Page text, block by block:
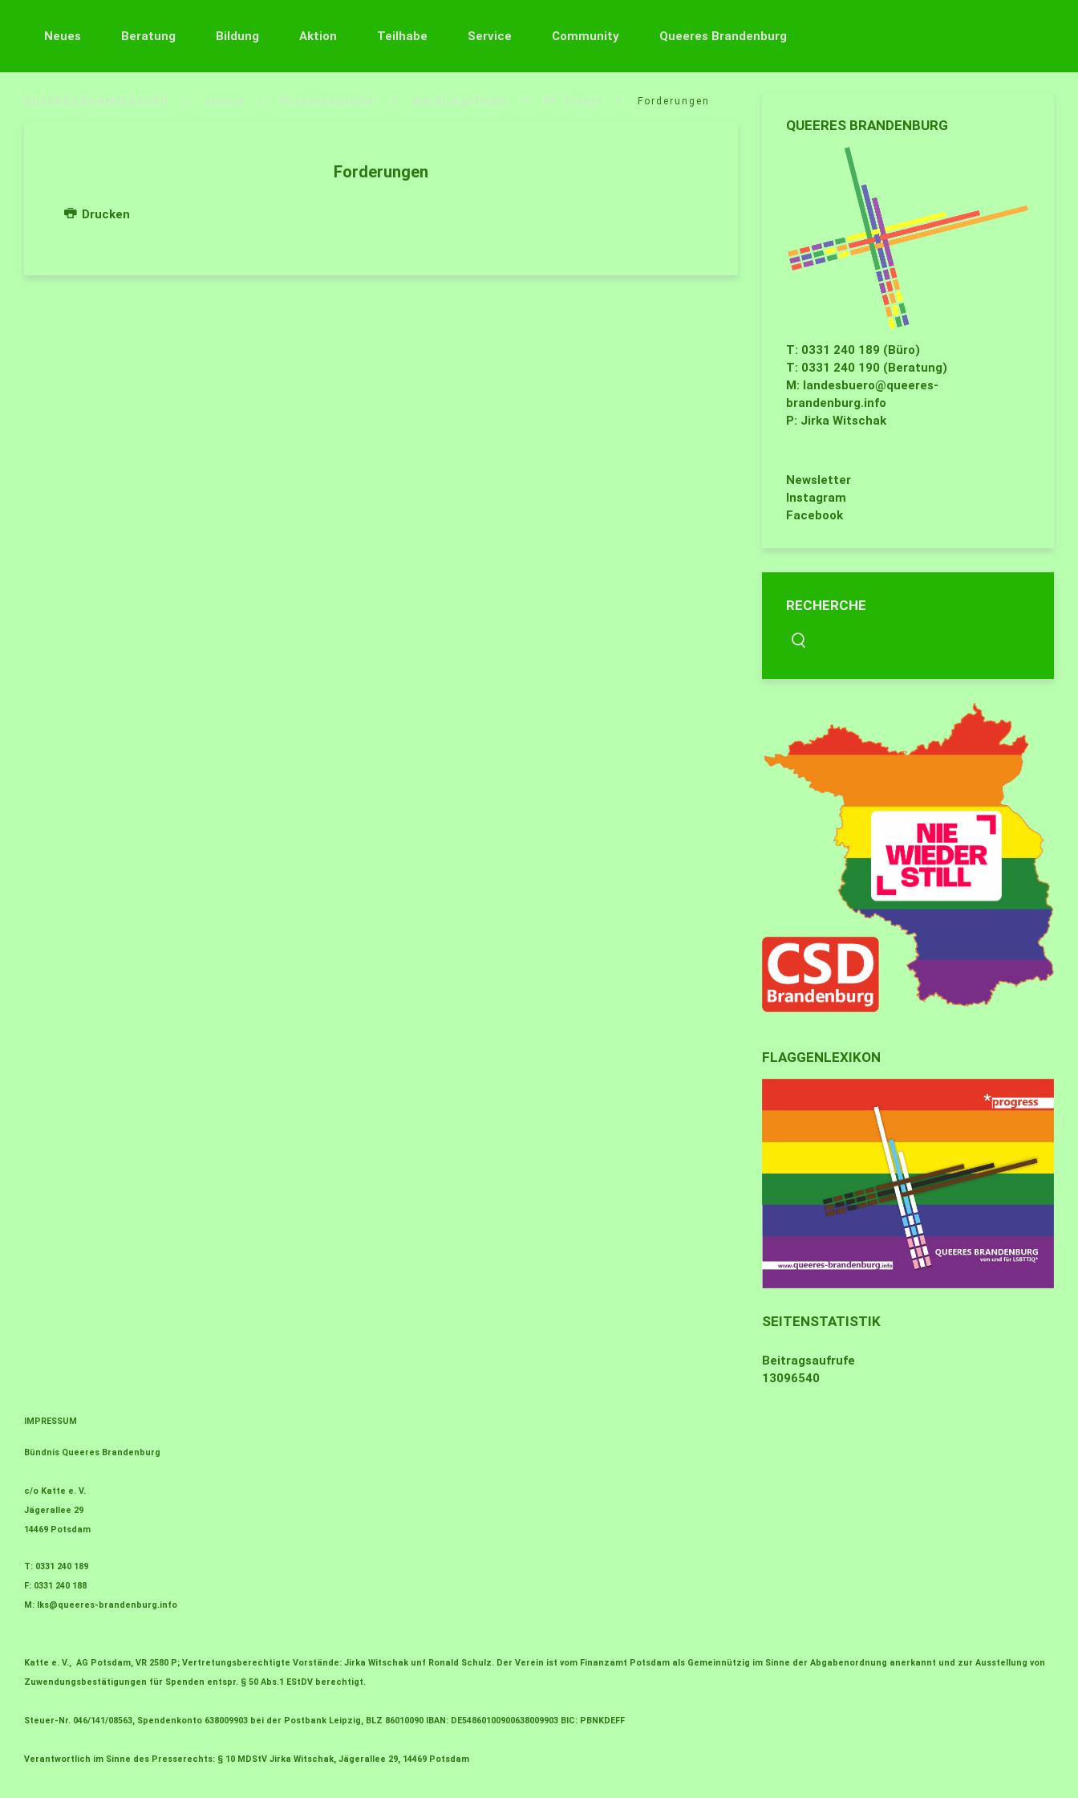
Neues Beratung Bildung Aktion Teilhabe Service Community Queeres Brandenburg
QUEERES BRANDENBURG Service Wissensspeicher Handlungsfelder HF Trans* Forderungen
Forderungen
Drucken
QUEERES BRANDENBURG
T: 0331 240 189 (Büro)
T: 0331 240 190 (Beratung)
M: landesbuero@queeres-
brandenburg.info
P: Jirka Witschak
Newsletter
Instagram
Facebook
RECHERCHE
FLAGGENLEXIKON
SEITENSTATISTIK
Beitragsaufrufe
13096540
IMPRESSUM
Bündnis Queeres Brandenburg
c/o Katte e. V.
Jägerallee 29
14469 Potsdam
T: 0331 240 189
F: 0331 240 188
M: lks@queeres-brandenburg.info
Katte e. V., AG Potsdam, VR 2580 P; Vertretungsberechtigte Vorstände: Jirka Witschak unf Ronald Schulz. Der Verein ist vom Finanzamt Potsdam als Gemeinnützig im Sinne der Abgabenordnung anerkannt und zur Ausstellung von
Zuwendungsbestätigungen für Spenden entspr. § 50 Abs.1 EStDV berechtigt.
Steuer-Nr. 046/141/08563, Spendenkonto 638009903 bei der Postbank Leipzig, BLZ 86010090 IBAN: DE54860100900638009903 BIC: PBNKDEFF
Verantwortlich im Sinne des Presserechts: § 10 MDStV Jirka Witschak, Jägerallee 29, 14469 Potsdam